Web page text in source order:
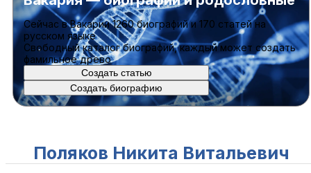
Cейчас в Вакарии1260 биографийи170 статейна
русском языке
Свободный каталог биографий, каждый может создать
фамильное древо
Создать статью
Создать биографию
Поляков Никита Витальевич